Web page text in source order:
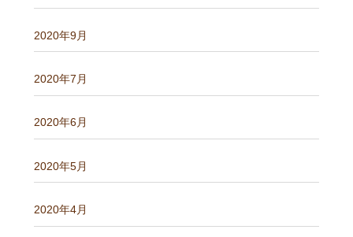
2020年9月
2020年7月
2020年6月
2020年5月
2020年4月